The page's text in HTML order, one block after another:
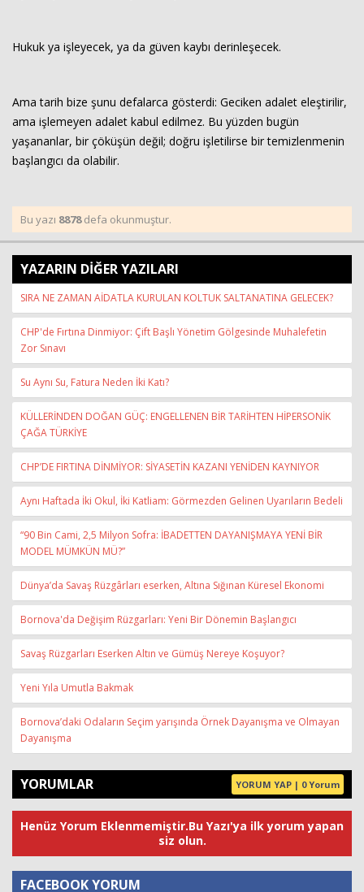
Hukuk ya işleyecek, ya da güven kaybı derinleşecek.
Ama tarih bize şunu defalarca gösterdi: Geciken adalet eleştirilir,
ama işlemeyen adalet kabul edilmez. Bu yüzden bugün
yaşananlar, bir çöküşün değil; doğru işletilirse bir temizlenmenin
başlangıcı da olabilir.
Bu yazı 8878defa okunmuştur.
YAZARIN DİĞER YAZILARI
SIRA NE ZAMAN AİDATLA KURULAN KOLTUK SALTANATINA GELECEK?
CHP'de Fırtına Dinmiyor: Çift Başlı Yönetim Gölgesinde Muhalefetin
Zor Sınavı
Su Aynı Su, Fatura Neden İki Katı?
KÜLLERİNDEN DOĞAN GÜÇ: ENGELLENEN BİR TARİHTEN HİPERSONİK
ÇAĞA TÜRKİYE
CHP’DE FIRTINA DİNMİYOR: SİYASETİN KAZANI YENİDEN KAYNIYOR
Aynı Haftada İki Okul, İki Katliam: Görmezden Gelinen Uyarıların Bedeli
“90 Bin Cami, 2,5 Milyon Sofra: İBADETTEN DAYANIŞMAYA YENİ BİR
MODEL MÜMKÜN MÜ?”
Dünya’da Savaş Rüzgârları eserken, Altına Sığınan Küresel Ekonomi
Bornova'da Değişim Rüzgarları: Yeni Bir Dönemin Başlangıcı
Savaş Rüzgarları Eserken Altın ve Gümüş Nereye Koşuyor?
Yeni Yıla Umutla Bakmak
Bornova’daki Odaların Seçim yarışında Örnek Dayanışma ve Olmayan
Dayanışma
YORUMLAR YORUM YAP | 0 Yorum
Henüz Yorum Eklenmemiştir.Bu Yazı'ya ilk yorum yapan
siz olun.
FACEBOOK YORUM